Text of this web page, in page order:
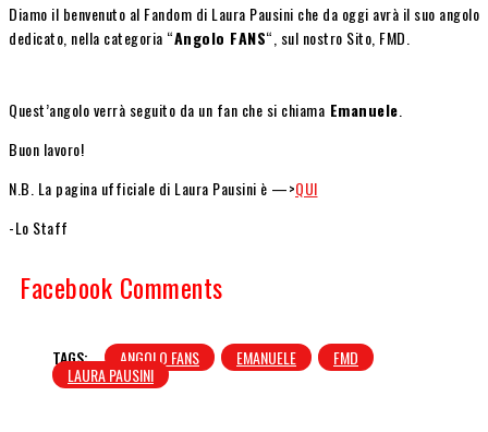
Diamo il benvenuto al Fandom di Laura Pausini che da oggi avrà il suo angolo
dedicato, nella categoria “Angolo FANS“, sul nostro Sito, FMD.
Quest’angolo verrà seguito da un fan che si chiama Emanuele
Buon lavoro!
N.B. La pagina ufficiale di Laura Pausini è —>QUI
-Lo Staff
Facebook Comments
TAGS: ANGOLO FANS EMANUELE FMD
LAURA PAUSINI